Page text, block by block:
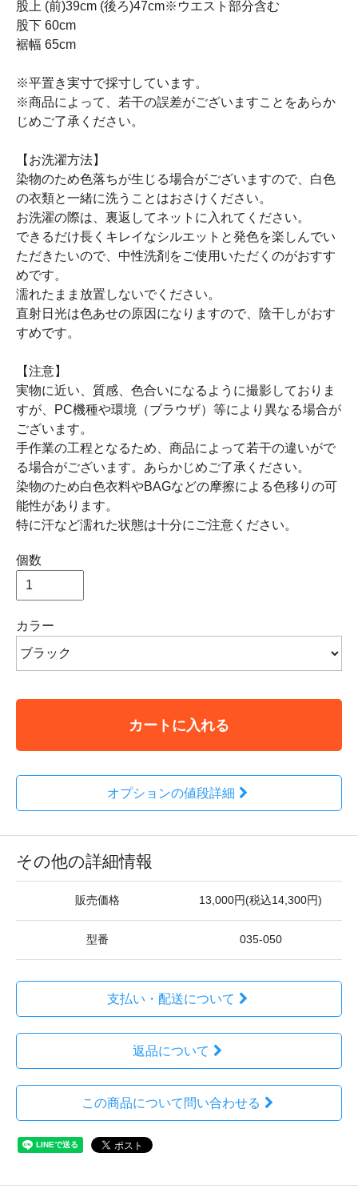
股上 (前)39cm (後ろ)47cm※ウエスト部分含む
股下 60cm
裾幅 65cm
※平置き実寸で採寸しています。
※商品によって、若干の誤差がございますことをあらか
じめご了承ください。
【お洗濯方法】
染物のため色落ちが生じる場合がございますので、白色
の衣類と一緒に洗うことはおさけください。
お洗濯の際は、裏返してネットに入れてください。
できるだけ長くキレイなシルエットと発色を楽しんでい
ただきたいので、中性洗剤をご使用いただくのがおすす
めです。
濡れたまま放置しないでください。
直射日光は色あせの原因になりますので、陰干しがおす
すめです。
【注意】
実物に近い、質感、色合いになるように撮影しておりま
すが、PC機種や環境（ブラウザ）等により異なる場合が
ございます。
手作業の工程となるため、商品によって若干の違いがで
る場合がございます。あらかじめご了承ください。
染物のため白色衣料やBAGなどの摩擦による色移りの可
能性があります。
特に汗など濡れた状態は十分にご注意ください。
個数
カラー
カートに入れる
オプションの値段詳細
その他の詳細情報
販売価格 13,000円(税込14,300円)
型番 035-050
支払い・配送について
返品について
この商品について問い合わせる